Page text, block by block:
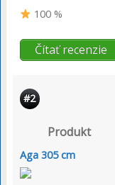
100 %
Čítať recenzie
#2
Produkt
Aga 305 cm